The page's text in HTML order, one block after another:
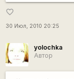
favorite_border
30 Июл, 2010 20:25
yolochka
Автор